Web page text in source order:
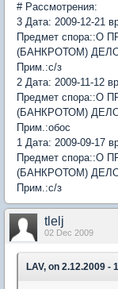
# Рассмотрения:
3 Дата: 2009-12-21
Предмет
(БАНКРОТОМ)
Прим.:с/з
2 Дата: 2009-11-12
Предмет
(БАНКРОТОМ)
Прим.:обос
1 Дата: 2009-09-17
Предмет
(БАНКРОТОМ)
Прим.:с/з
tlelj
02 Dec 2009
LAV, on 2.12.2009 -